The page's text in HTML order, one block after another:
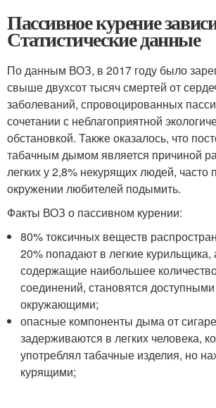
Пассивное курение
Статистические данные
По данным ВОЗ, в 2017 году было
свыше двухсот тысяч смертей от
заболеваний, спровоцированных
сочетании с неблагоприятной
обстановкой. Также оказалось, что
табачным дымом является причиной
легких у 2,8% некурящих людей,
окружении любителей подымить.
Факты ВОЗ о пассивном курении:
80% токсичных веществ
20% попадают в легкие курильщика,
содержащие наибольшее
соединений, становятся
окружающими;
опасные компоненты дыма от
задерживаются в легких человека,
употреблял табачные изделия, но
курящими;